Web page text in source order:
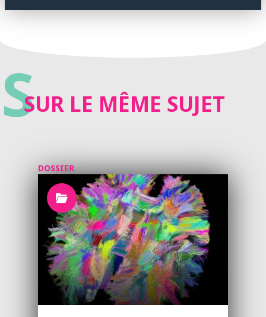
SSUR LE MÊME SUJET
DOSSIER